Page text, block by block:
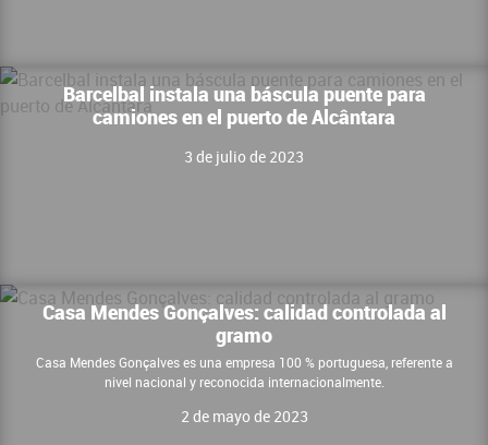
Barcelbal instala una báscula puente para
camiones en el puerto de Alcântara
3 de julio de 2023
Casa Mendes Gonçalves: calidad controlada al
gramo
Casa Mendes Gonçalves es una empresa 100 % portuguesa, referente a
nivel nacional y reconocida internacionalmente.
2 de mayo de 2023